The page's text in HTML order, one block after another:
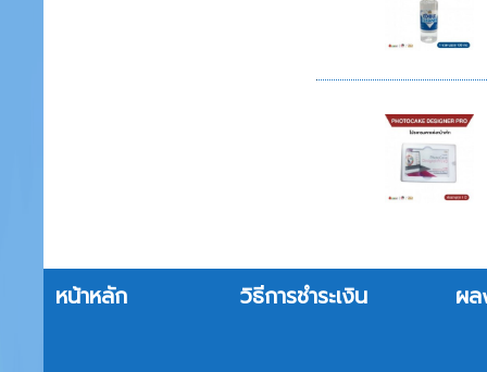
หน้าหลัก วิธีการชำระเงิน ผล